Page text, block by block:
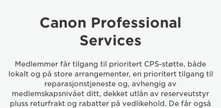
Canon Professional
Services
Medlemmer får tilgang til prioritert CPS-støtte, både
lokalt og på store arrangementer, en prioritert tilgang til
reparasjonstjeneste og, avhengig av
medlemskapsnivået ditt, dekket utlån av reserveutstyr
pluss returfrakt og rabatter på vedlikehold. De får også